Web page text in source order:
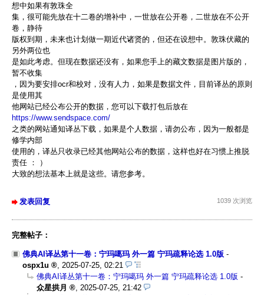
想中如果有敦珠全
集，很可能先放在十二卷的增补中，一世放在公开卷，二世放在不公开
卷，静待
版权到期，未来也计划做一期近代诸贤的，但还在设想中。敦珠伏藏的
另外两位也
是如此考虑。但现在数据还没有，如果您手上的藏文数据是图片版的，
暂不收集
，因为要安排ocr和校对，没有人力，如果是数据文件，目前译丛的原则
是使用其
他网站已经公布公开的数据，您可以下载打包后放在
https://www.sendspace.com/
之类的网站通知译丛下载，如果是个人数据，请勿公布，因为一般都是
修学内部
使用的，译丛只收录已经其他网站公布的数据，这样也好在习惯上推脱
责任 ： ）
大致的想法基本上就是这些。请您参考。
发表回复 1039 次浏览
完整帖子：
佛典AI译丛第十一卷：宁玛噶玛 外一篇 宁玛疏释论选 1.0版 -
ospx1u
2025-07-25, 02:21
佛典AI译丛第十一卷：宁玛噶玛 外一篇 宁玛疏释论选 1.0版 -
众星拱月
2025-07-25, 21:42